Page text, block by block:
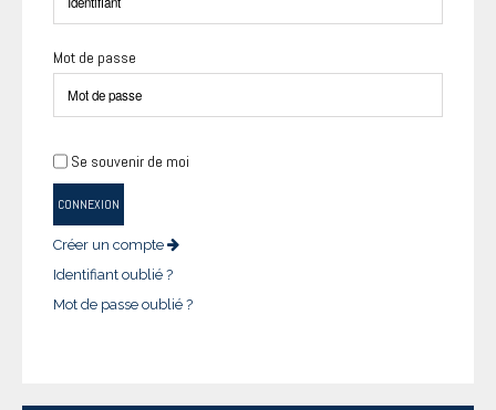
Mot de passe
Se souvenir de moi
CONNEXION
Créer un compte
Identifiant oublié ?
Mot de passe oublié ?